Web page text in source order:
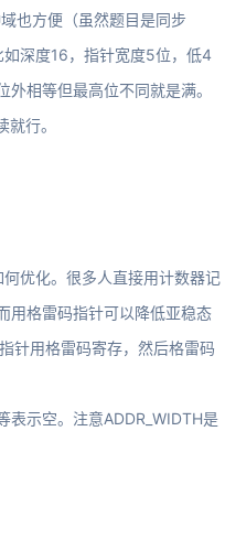
也方便（虽然题目是同步
深度16，指针宽度5位，低4
相等但最高位不同就是满。
行。
优化。很多人直接用计数器记
用格雷码指针可以降低亚稳态
针用格雷码寄存，然后格雷码
示空。注意ADDR_WIDTH是